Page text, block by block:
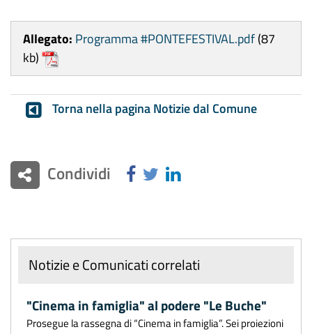
Allegato: Programma #PONTEFESTIVAL.pdf(87
kb)
Torna nella pagina Notizie dal Comune
Condividi
Notizie e Comunicati correlati
"Cinema in famiglia" al podere "Le Buche"
Prosegue la rassegna di “Cinema in famiglia”. Sei proiezioni